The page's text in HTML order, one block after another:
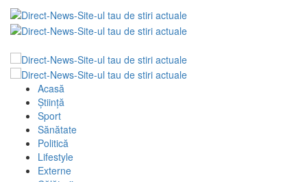
Acasă
Știință
Sport
Sănătate
Politică
Lifestyle
Externe